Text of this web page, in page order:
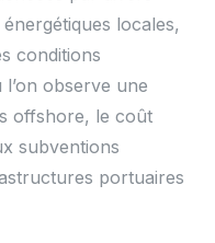
locales,
conditions
observe une
offshore, le coût
subventions
portuaires